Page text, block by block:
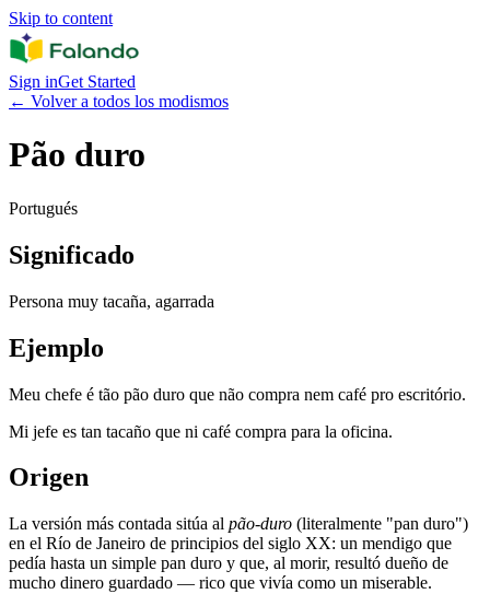
Skip to content
Sign inGet Started
← Volver a todos los modismos
Pão duro
Portugués
Significado
Persona muy tacaña, agarrada
Ejemplo
Meu chefe é tão pão duro que não compra nem café pro escritório.
Mi jefe es tan tacaño que ni café compra para la oficina.
Origen
La versión más contada sitúa al pão-duro (literalmente "pan duro")
en el Río de Janeiro de principios del siglo XX: un mendigo que
pedía hasta un simple pan duro y que, al morir, resultó dueño de
mucho dinero guardado — rico que vivía como un miserable.